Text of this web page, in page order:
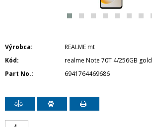
Výrobca
REALME mt
Kód
realme Note 70T 4/256GB gold
Part No.
6941764469686